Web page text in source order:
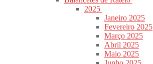
2025
Janeiro 2025
Fevereiro 2025
Março 2025
Abril 2025
Maio 2025